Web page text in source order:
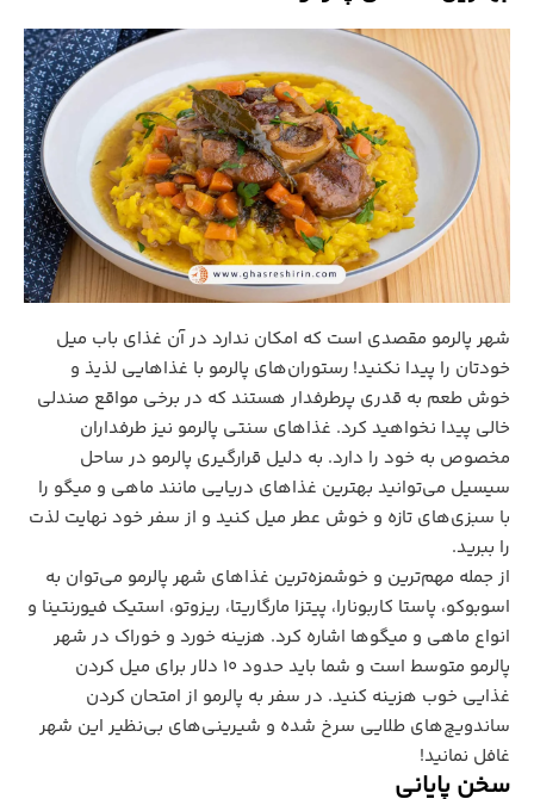
شهر پالرمو مقصدی است که امکان ندارد در آن غذای باب میل
خودتان را پیدا نکنید! رستوران‌های پالرمو با غذاهایی لذیذ و
خوش طعم به قدری پرطرفدار هستند که در برخی مواقع صندلی
خالی پیدا نخواهید کرد. غذاهای سنتی پالرمو نیز طرفداران
مخصوص به خود را دارد. به دلیل قرارگیری پالرمو در ساحل
سیسیل می‌توانید بهترین غذاهای دریایی مانند ماهی و میگو را
با سبزی‌های تازه و خوش عطر میل کنید و از سفر خود نهایت لذت
را ببرید.
از جمله مهم‌ترین و خوشمزه‌ترین غذاهای شهر پالرمو می‌توان به
اسوبوکو، پاستا کاربونارا، پیتزا مارگاریتا، ریزوتو، استیک فیورنتینا و
انواع ماهی و میگوها اشاره کرد. هزینه خورد و خوراک در شهر
پالرمو متوسط است و شما باید حدود ۱۰ دلار برای میل کردن
غذایی خوب هزینه کنید. در سفر به پالرمو از امتحان کردن
ساندویچ‌های طلایی سرخ شده و شیرینی‌های بی‌نظیر این شهر
غافل نمانید!
سخن پایانی